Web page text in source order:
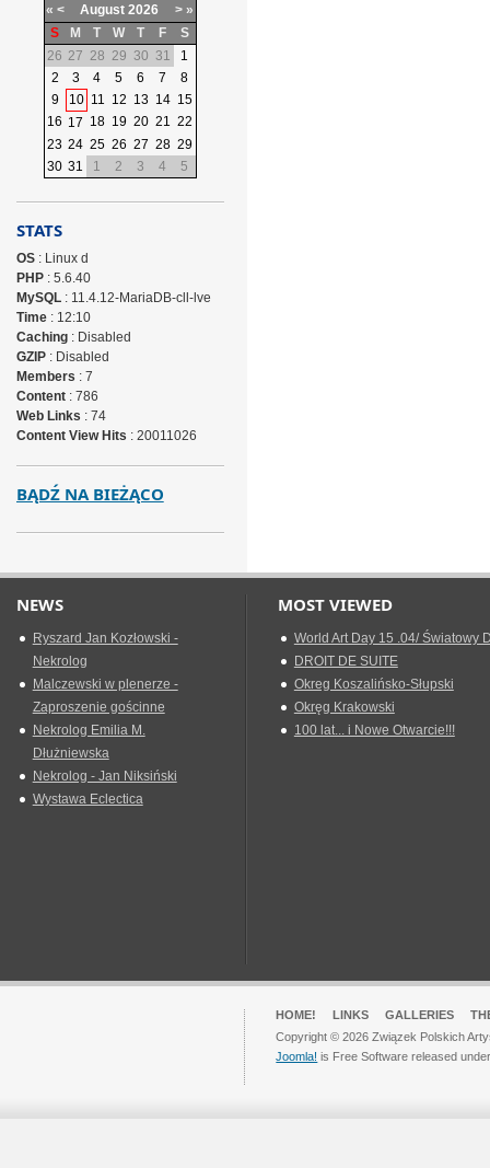
« < August 2026 > »
S
M T W T F
S
26 27 28 29 30 31
1
2
3 4 5 6 7
8
9
10 11 12 13 14 15
16 17 18 19 20 21 22
23 24 25 26 27 28 29
30 31 1 2 3 4 5
STATS
OS: Linux d
PHP: 5.6.40
MySQL: 11.4.12-MariaDB-cll-lve
Time: 12:10
Caching: Disabled
GZIP: Disabled
Members : 7
Content: 786
Web Links : 74
Content View Hits : 20011026
BĄDŹ NA BIEŻĄCO
NEWS
Ryszard Jan Kozłowski -
Nekrolog
Malczewski w plenerze -
Zaproszenie gościnne
Nekrolog Emilia M.
Dłużniewska
Nekrolog - Jan Niksiński
Wystawa Eclectica
MOST VIEWED
World Art Day 15 .04/ Światowy
DROIT DE SUITE
Okreg Koszalińsko-Słupski
Okręg Krakowski
100 lat... i Nowe Otwarcie!!!
HOME! LINKS GALLERIES
Copyright © 2026 Związek Polskich
Joomla! is Free Software released